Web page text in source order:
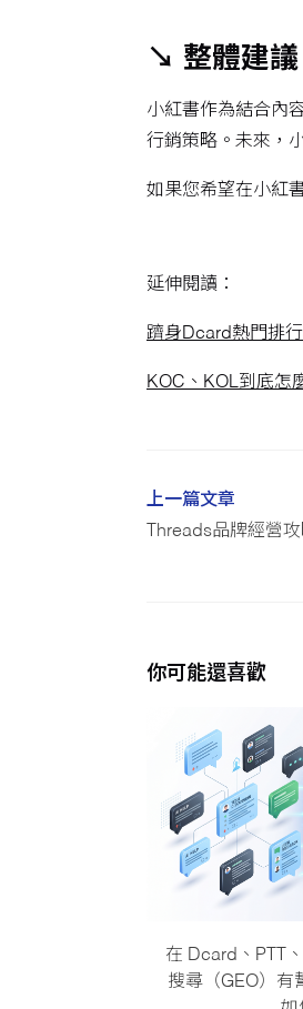
↘ 整體建議
小紅書作為結合內
行銷策略。未來，
如果您希望在小紅
延伸閱讀：
躋身Dcard熱門排
KOC、KOL到底怎
上一篇文章
Threads品牌經營
你可能還喜歡
在 Dcard、PTT
搜尋（GEO）有